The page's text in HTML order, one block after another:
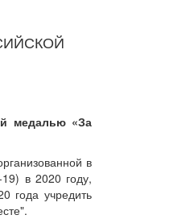
медалью «За
в
в 2020 году,
года учредить